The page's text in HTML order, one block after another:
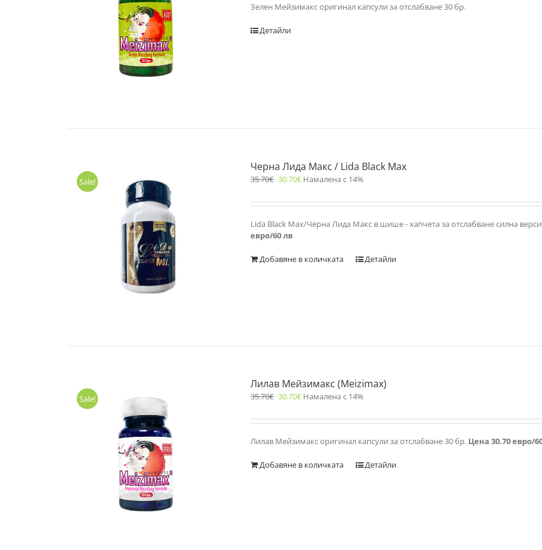
Зелен Мейзимакс оригинал капсули за отслабване 30 бр.
Детайли
Sale!
Черна Лида Макс / Lida Black Max
35.70€ 30.70€ Намалена с 14%
Lida Black Max/Черна Лида Макс в шише - хапчета за отслабване силна
евро/60 лв
Добавяне в количката Детайли
Sale!
Лилав Мейзимакс (Meizimax)
35.70€ 30.70€ Намалена с 14%
Лилав Мейзимакс оригинал капсули за отслабване 30 бр. Цена 30.70 евро/
Добавяне в количката Детайли